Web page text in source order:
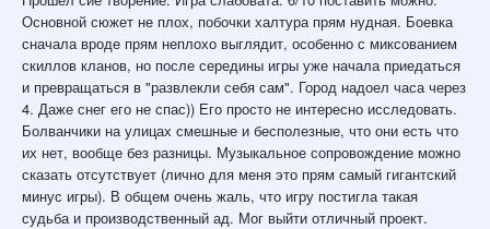
Основной сюжет не плох, побочки халтура прям нудная. Боевка
сначала вроде прям неплохо выглядит, особенно с миксованием
скиллов кланов, но после середины игры уже начала приедаться
и превращаться в "развлекли себя сам". Город надоел часа через
4. Даже снег его не спас)) Его просто не интересно исследовать.
Болванчики на улицах смешные и бесполезные, что они есть что
их нет, вообще без разницы. Музыкальное сопровождение можно
сказать отсутствует (лично для меня это прям самый гигантский
минус игры). В общем очень жаль, что игру постигла такая
судьба и производственный ад. Мог выйти отличный проект.